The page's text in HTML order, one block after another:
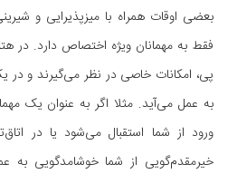
بعضی اوقات همراه با میزپذیرایی و
فقط به مهمانان ویژه اختصاص دارد. در
پی، امکانات خاصی در نظر می‌گیرند و در
به عمل می‌آید. مثلا اگر به عنوان یک
ورود از شما استقبال می‌شود یا در
خیرمقدم‌گویی از شما خوشامدگویی به